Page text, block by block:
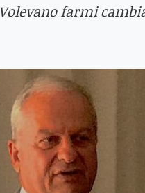
farmi